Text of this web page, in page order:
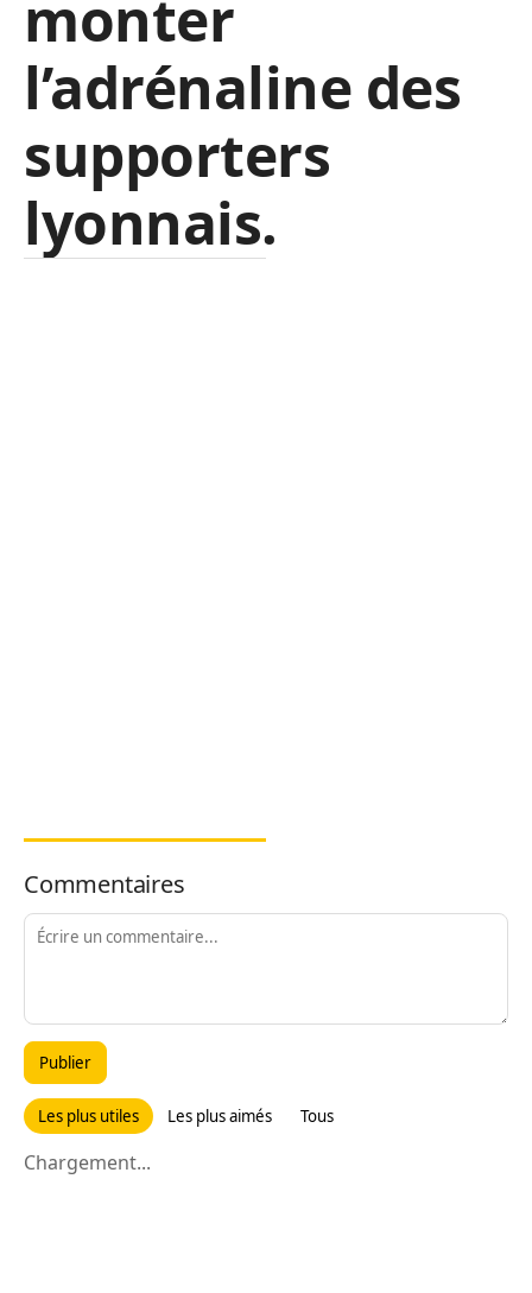
monter
l’adrénaline des
supporters
lyonnais.
Commentaires
Publier
Les plus utiles Les plus aimés Tous
Chargement...